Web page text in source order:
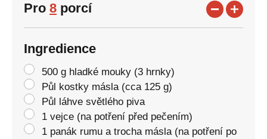
Pro 8 porcí
Ingredience
500 g hladké mouky (3 hrnky)
Půl kostky másla (cca 125 g)
Půl láhve světlého piva
1 vejce (na potření před pečením)
1 panák rumu a trocha másla (na potření po